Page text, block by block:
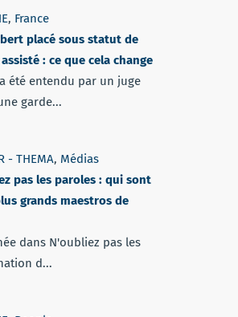
, France
placé sous statut de
: ce que cela change
été entendu par un juge
garde...
- THEMA, Médias
pas les paroles : qui sont
grands maestros de
dans N'oubliez pas les
d...